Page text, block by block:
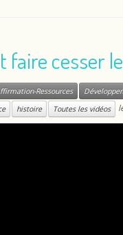
faire cesser
Ressources
histoire Toutes les vidéos